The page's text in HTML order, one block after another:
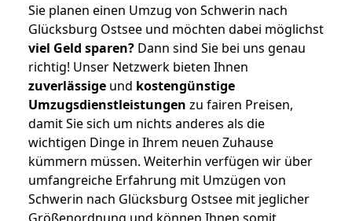
Sie planen einen Umzug von Schwerin nach
Glücksburg Ostsee und möchten dabei möglichst
viel Geld sparen? Dann sind Sie bei uns genau
richtig! Unser Netzwerk bieten Ihnen
zuverlässige und kostengünstige
Umzugsdienstleistungen zu fairen Preisen,
damit Sie sich um nichts anderes als die
wichtigen Dinge in Ihrem neuen Zuhause
kümmern müssen. Weiterhin verfügen wir über
umfangreiche Erfahrung mit Umzügen von
Schwerin nach Glücksburg Ostsee mit jeglicher